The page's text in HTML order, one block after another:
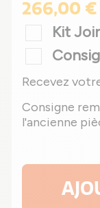
266,00 €
Kit
Recevez
Consigne
l'ancienne